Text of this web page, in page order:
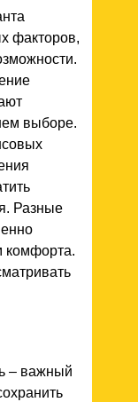
факторов,
выборе.
Разные
комфорта.
– важный